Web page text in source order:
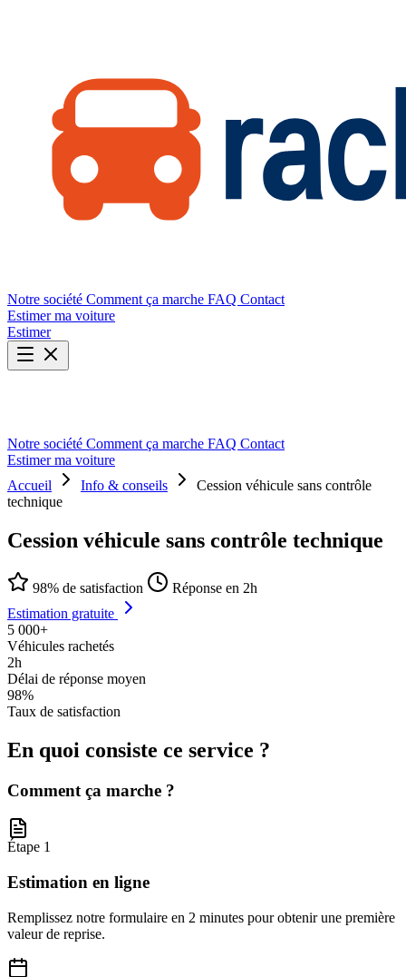
Notre société Comment ça marche FAQ Contact
Estimer ma voiture
Estimer
Notre société Comment ça marche FAQ Contact
Estimer ma voiture
Accueil
Info & conseils
Cession véhicule sans contrôle
technique
Cession véhicule sans contrôle technique
98% de satisfaction
Réponse en 2h
Estimation gratuite
5 000+
Véhicules rachetés
2h
Délai de réponse moyen
98%
Taux de satisfaction
En quoi consiste ce service ?
Comment ça marche ?
Étape 1
Estimation en ligne
Remplissez notre formulaire en 2 minutes pour obtenir une première
valeur de reprise.